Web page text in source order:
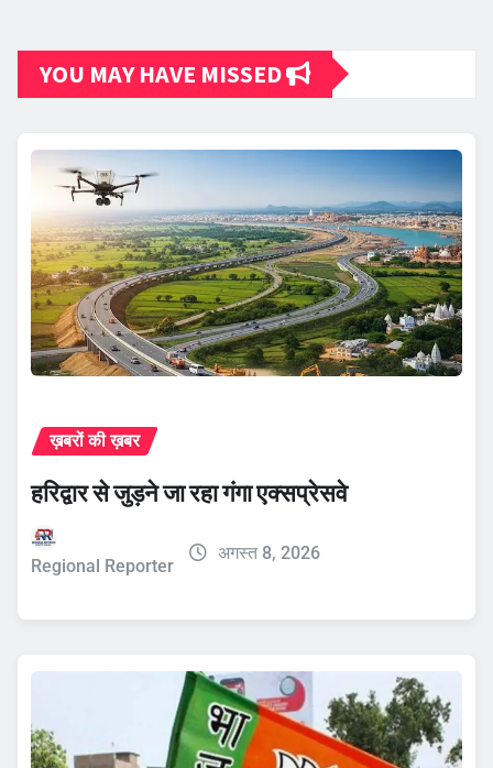
YOU MAY HAVE MISSED
ख़बरों की ख़बर
हरिद्वार से जुड़ने जा रहा गंगा एक्सप्रेसवे
Regional Reporter
अगस्त 8, 2026